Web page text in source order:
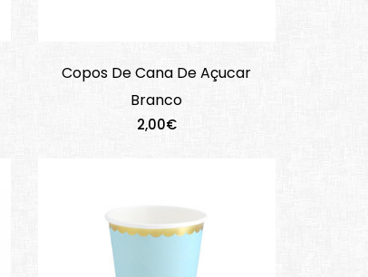
Copos De Cana De Açucar
Branco
2,00€